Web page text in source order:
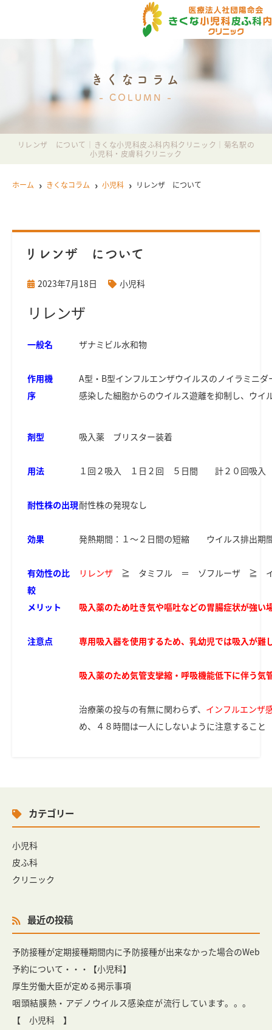
きくなコラム
COLUMN
リレンザ について｜きくな小児科皮ふ科内科クリニック｜菊名駅の
小児科・皮膚科クリニック
ホーム きくなコラム 小児科 リレンザ について
リレンザ について
2023年7月18日 小児科
リレンザ
一般名 ザナミビル水和物
作用機
序
A型・B型インフルエンザウイルスのノイラミニ
感染した細胞からのウイルス遊離を抑制し、ウイ
剤型 吸入薬 ブリスター装着
用法 １回２吸入 １日２回 ５日間 計２０回吸入
耐性株の出現耐性株の発現なし
効果 発熱期間：１～２日間の短縮 ウイルス排出期
有効性の比
較
リレンザ ≧ タミフル ＝ ゾフルーザ ≧ イ
メリット 吸入薬のため吐き気や嘔吐などの胃腸症状が強い
注意点 専用吸入器を使用するため、乳幼児では吸入が難
吸入薬のため気管支攣縮・呼吸機能低下に伴う気
治療薬の投与の有無に関わらず、 インフルエンザ
め、４８時間は一人にしないように注意すること
カテゴリー
小児科
皮ふ科
クリニック
最近の投稿
予防接種が定期接種期間内に予防接種が出来なかった場合のWeb
予約について・・・【小児科】
厚生労働大臣が定める掲示事項
咽頭結膜熱・アデノウイルス感染症が流行しています。。。
【 小児科 】